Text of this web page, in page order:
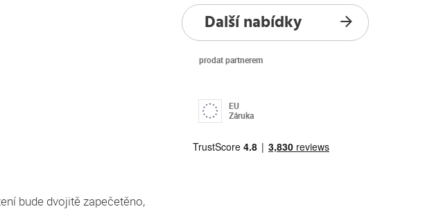
bude dvojitě zapečetěno,
Další nabídky
prodat partnerem
EU
Záruka